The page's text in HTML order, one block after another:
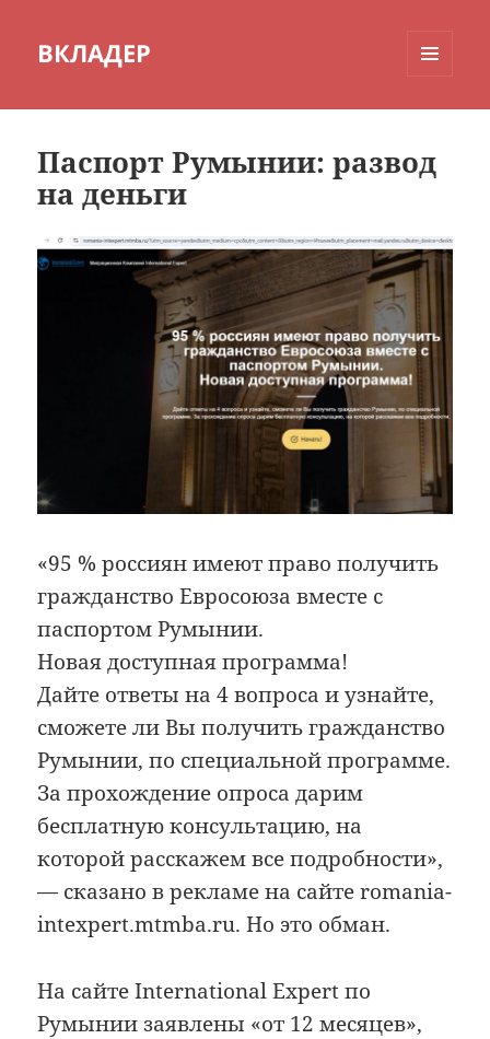
ВКЛАДЕР
Паспорт Румынии: развод
на деньги
«95 % россиян имеют право получить
гражданство Евросоюза вместе с
паспортом Румынии.
Новая доступная программа!
Дайте ответы на 4 вопроса и узнайте,
сможете ли Вы получить гражданство
Румынии, по специальной программе.
За прохождение опроса дарим
бесплатную консультацию, на
которой расскажем все подробности»,
— сказано в рекламе на сайте romania-
intexpert.mtmba.ru. Но это обман.
На сайте International Expert по
Румынии заявлены «от 12 месяцев»,